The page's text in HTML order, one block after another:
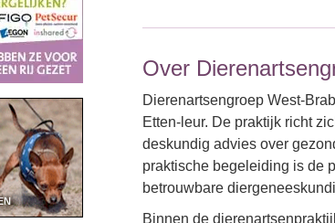
Over
Dierenartsengroep West-
Etten-leur. De praktijk richt
deskundig advies over
praktische begeleiding is de
betrouwbare
Binnen de